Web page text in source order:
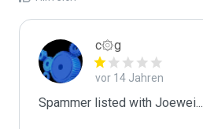
c۞g
vor 14 Jahren
Spammer listed with Joewei...